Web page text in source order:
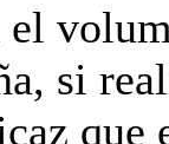
el
si